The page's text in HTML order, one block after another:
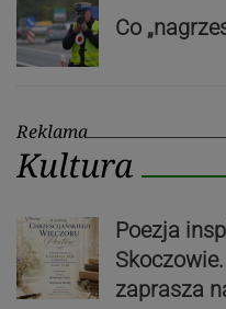
Co
Reklama
Kultura
Poezja
zaprasza